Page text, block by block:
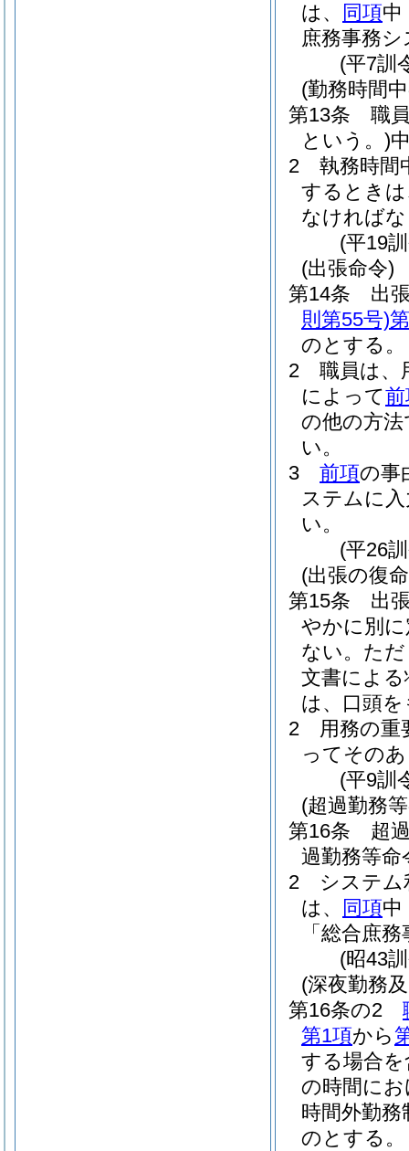
は、
同項中
庶務事務
(平7訓
(勤務時間
第13条
職
という。)
2
執務時間
するとき
なければ
(平19
(出張命令)
第14条
出
則第55号)
のとする。
2
職員は、
によって
の他の方
い。
3
前項の事
ステムに
い。
(平26
(出張の復
第15条
出
やかに別
ない。 た
文書によ
は、口頭
2
用務の重
ってその
(平9訓
(超過勤務
第16条
超
過勤務等
2
システム
は、
同項中
「総合庶
(昭43
(深夜勤務
第16条の2
第1項から
する場合
の時間に
時間外勤
のとする。